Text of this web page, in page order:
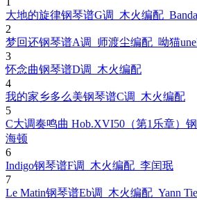
大地的旋律钢琴谱G调_木火编配
2
梦回还钢琴谱A调_师渡尘编配_呦猫
3
怀念曲钢琴谱D调_木火编配
4
我的家乡多么美钢琴谱C调_木火编配
5
C大调奏鸣曲 Hob.XVI50（第1乐章）
海顿
6
Indigo钢琴谱F调_木火编配_李闰珉
7
Le Matin钢琴谱Eb调_木火编配_Yann